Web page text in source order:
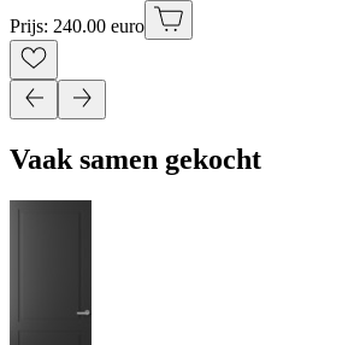
Prijs: 240.00 euro
Vaak samen gekocht